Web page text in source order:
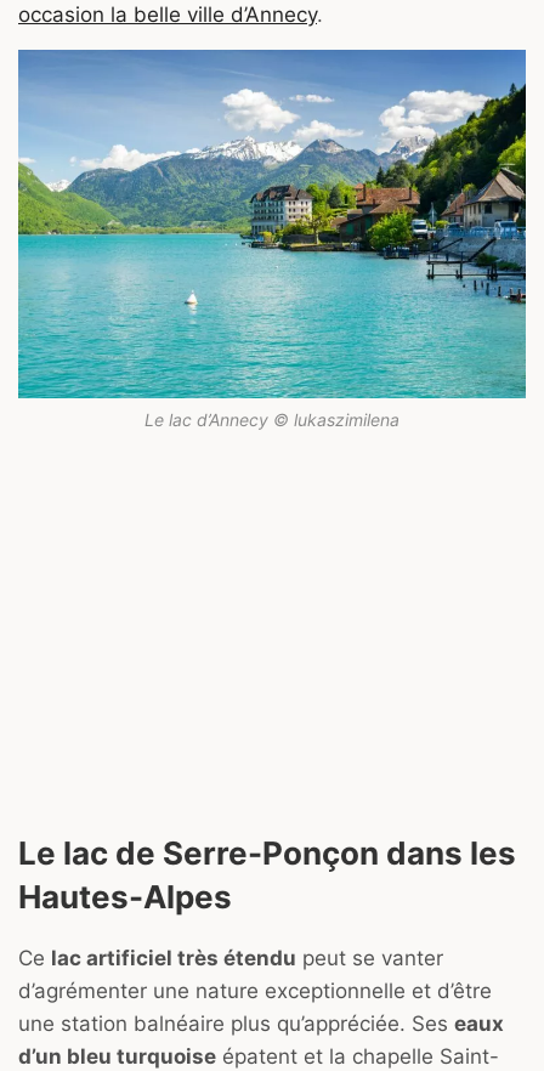
occasion la belle ville d’Annecy.
Le lac d’Annecy © lukaszimilena
Le lac de Serre-Ponçon dans les
Hautes-Alpes
Ce lac artificiel très étendu peut se vanter
d’agrémenter une nature exceptionnelle et d’être
une station balnéaire plus qu’appréciée. Ses eaux
d’un bleu turquoise épatent et la chapelle Saint-